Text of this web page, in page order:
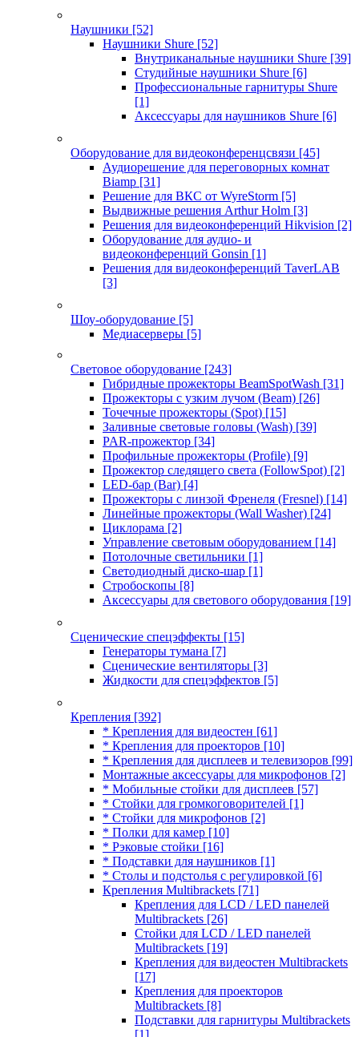
Наушники [52]
Наушники Shure [52]
Внутриканальные наушники Shure [39]
Студийные наушники Shure [6]
Профессиональные гарнитуры Shure
[1]
Аксессуары для наушников Shure [6]
Оборудование для видеоконференцсвязи [45]
Аудиорешение для переговорных комнат
Biamp [31]
Решение для ВКС от WyreStorm [5]
Выдвижные решения Arthur Holm [3]
Решения для видеоконференций Hikvision [2]
Оборудование для аудио- и
видеоконференций Gonsin [1]
Решения для видеоконференций TaverLAB
[3]
Шоу-оборудование [5]
Медиасерверы [5]
Световое оборудование [243]
Гибридные прожекторы BeamSpotWash [31]
Прожекторы с узким лучом (Beam) [26]
Точечные прожекторы (Spot) [15]
Заливные световые головы (Wash) [39]
PAR-прожектор [34]
Профильные прожекторы (Profile) [9]
Прожектор следящего света (FollowSpot) [2]
LED-бар (Bar) [4]
Прожекторы с линзой Френеля (Fresnel) [14]
Линейные прожекторы (Wall Washer) [24]
Циклорама [2]
Управление световым оборудованием [14]
Потолочные светильники [1]
Светодиодный диско-шар [1]
Стробоскопы [8]
Аксессуары для светового оборудования [19]
Сценические спецэффекты [15]
Генераторы тумана [7]
Сценические вентиляторы [3]
Жидкости для спецэффектов [5]
Крепления [392]
* Крепления для видеостен [61]
* Крепления для проекторов [10]
* Крепления для дисплеев и телевизоров [99]
Монтажные аксессуары для микрофонов [2]
* Мобильные стойки для дисплеев [57]
* Стойки для громкоговорителей [1]
* Стойки для микрофонов [2]
* Полки для камер [10]
* Рэковые стойки [16]
* Подставки для наушников [1]
* Столы и подстолья с регулировкой [6]
Крепления Multibrackets [71]
Крепления для LCD / LED панелей
Multibrackets [26]
Стойки для LCD / LED панелей
Multibrackets [19]
Крепления для видеостен Multibrackets
[17]
Крепления для проекторов
Multibrackets [8]
Подставки для гарнитуры Multibrackets
[1]